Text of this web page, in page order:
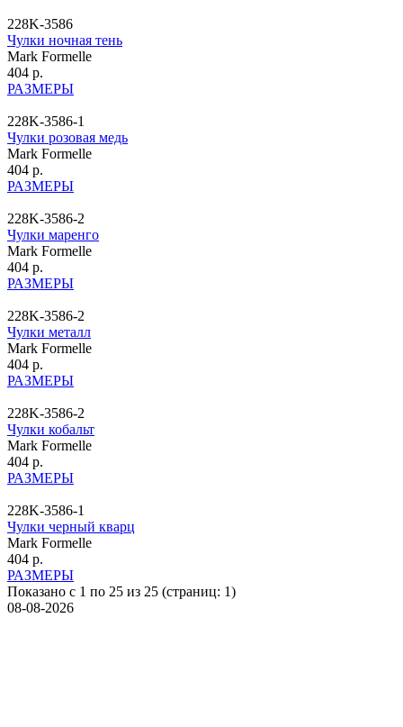
228K-3586
Чулки ночная тень
Mark Formelle
404 р.
РАЗМЕРЫ
228K-3586-1
Чулки розовая медь
Mark Formelle
404 р.
РАЗМЕРЫ
228K-3586-2
Чулки маренго
Mark Formelle
404 р.
РАЗМЕРЫ
228K-3586-2
Чулки металл
Mark Formelle
404 р.
РАЗМЕРЫ
228K-3586-2
Чулки кобальт
Mark Formelle
404 р.
РАЗМЕРЫ
228K-3586-1
Чулки черный кварц
Mark Formelle
404 р.
РАЗМЕРЫ
Показано с 1 по 25 из 25 (страниц: 1)
08-08-2026